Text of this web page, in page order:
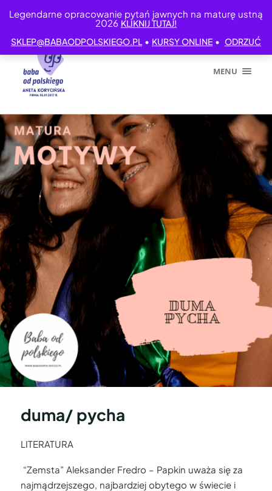
Legendarne opracowanie pytań jawnych na maturę ustną
2026 KLIKNIJ TUTAJ!
SKLEP@BABAODPOLSKIEGO.PL • KURSY ONLINE • ODRZUĆ
MENU
duma/ pycha
LITERATURA
“Zemsta” Aleksander Fredro – Papkin uważa się za
najmądrzejszego, najbardziej obytego w świecie i